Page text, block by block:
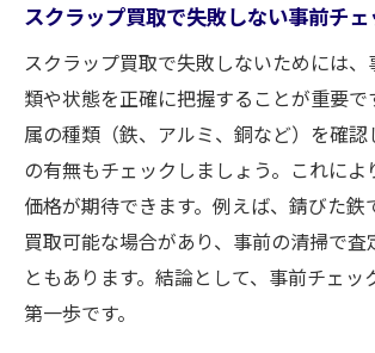
スクラップ買取で失敗しない事前チェ
スクラップ買取で失敗しないためには
類や状態を正確に把握することが重要で
属の種類（鉄、アルミ、銅など）を確
の有無もチェックしましょう。これによ
価格が期待できます。例えば、錆びた鉄
買取可能な場合があり、事前の清掃で査
ともあります。結論として、事前チェッ
第一歩です。